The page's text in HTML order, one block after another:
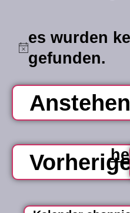
hinweis
es wurden
gefunden.
datum
wählen.
Vorherige